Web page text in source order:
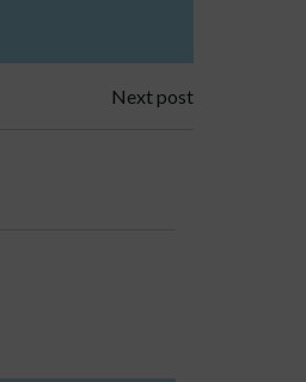
Next post